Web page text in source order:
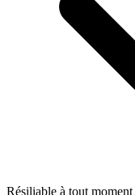
Résiliable à tout moment